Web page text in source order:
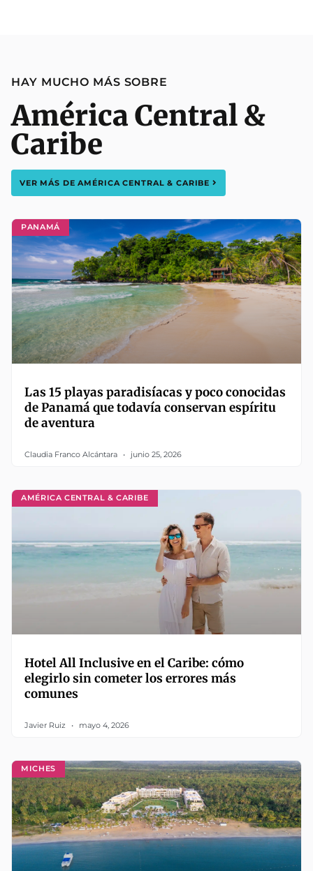
HAY MUCHO MÁS SOBRE
América Central &
Caribe
VER MÁS DEAMÉRICA CENTRAL & CARIBE
PANAMÁ
Las 15 playas paradisíacas y poco conocidas
de Panamá que todavía conservan espíritu
de aventura
Claudia Franco Alcántara junio 25, 2026
AMÉRICA CENTRAL & CARIBE
Hotel All Inclusive en el Caribe: cómo
elegirlo sin cometer los errores más
comunes
Javier Ruiz mayo 4, 2026
MICHES